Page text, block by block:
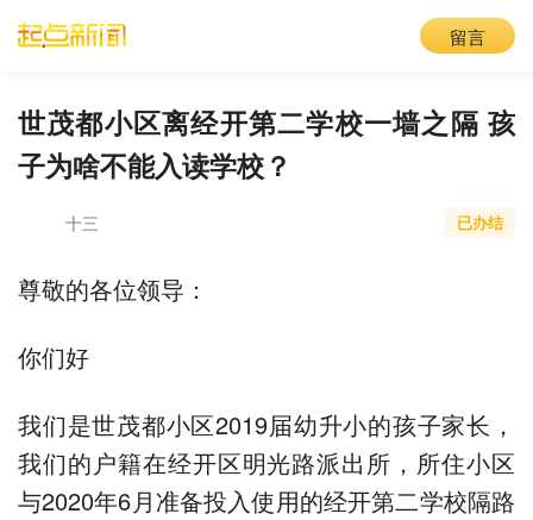
留言
世茂都小区离经开第二学校一墙之隔 孩
子为啥不能入读学校？
十三 已办结
尊敬的各位领导：
你们好
我们是世茂都小区2019届幼升小的孩子家长，
我们的户籍在经开区明光路派出所，所住小区
与2020年6月准备投入使用的经开第二学校隔路